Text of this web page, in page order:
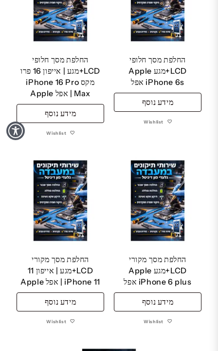
החלפת מסך חלופי
LCD+מגע Apple
iPhone 6s אפל
מידע נוסף
Wishlist
החלפת מסך חלופי
LCD+מגע | אייפון 16 פרו
מקס iPhone 16 Pro
Max | אפל Apple
מידע נוסף
Wishlist
החלפת מסך מקורי
LCD+מגע Apple
iPhone 6 plus אפל
מידע נוסף
Wishlist
החלפת מסך מקורי
LCD+מגע | אייפון 11
iPhone 11 | אפל Apple
מידע נוסף
Wishlist